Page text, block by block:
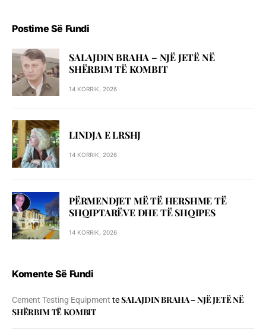
Postime Së Fundi
SALAJDIN BRAHA – NJЁ JETЁ NЁ
SHЁRBIM TЁ KOMBIT
14 KORRIK, 2026
LINDJA E LRSHJ
14 KORRIK, 2026
PËRMENDJET MË TË HERSHME TË
SHQIPTARËVE DHE TË SHQIPES
14 KORRIK, 2026
Komente Së Fundi
Cement Testing Equipment teSALAJDIN BRAHA – NJЁ JETЁ NЁ
SHЁRBIM TЁ KOMBIT